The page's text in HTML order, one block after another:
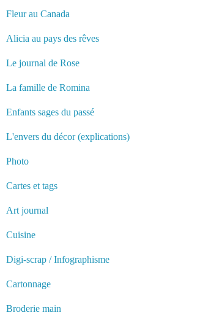
Fleur au Canada
Alicia au pays des rêves
Le journal de Rose
La famille de Romina
Enfants sages du passé
L'envers du décor (explications)
Photo
Cartes et tags
Art journal
Cuisine
Digi-scrap / Infographisme
Cartonnage
Broderie main